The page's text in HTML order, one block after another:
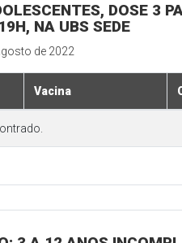
DOSE 3
NA UBS SEDE
de 2022
Vacina